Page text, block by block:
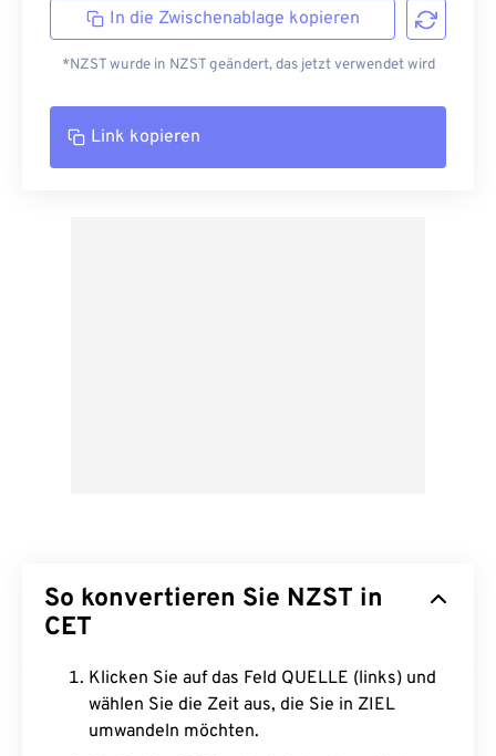
In die Zwischenablage kopieren
*NZST wurde in NZST geändert, das jetzt verwendet wird
Link kopieren
So konvertieren Sie NZST in
CET
Klicken Sie auf das Feld QUELLE (links) und
wählen Sie die Zeit aus, die Sie in ZIEL
umwandeln möchten.